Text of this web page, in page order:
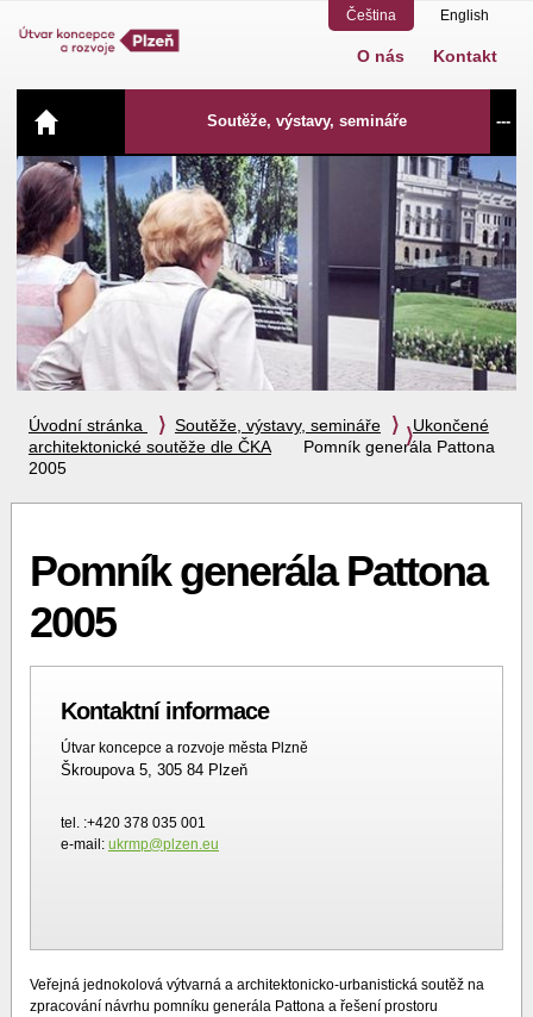
Čeština English
Navigace Soutěže, výstavy, semináře ---
O nás Kontakt
Úvodní stránka Soutěže, výstavy, semináře
Ukončené
architektonické soutěže dle ČKA
Pomník generála Pattona
2005
Pomník generála Pattona
2005
Kontaktní informace
Útvar koncepce a rozvoje města Plzně
Škroupova 5, 305 84 Plzeň
tel. :+420 378 035 001
e-mail: ukrmp@plzen.eu
Veřejná jednokolová výtvarná a architektonicko-urbanistická soutěž na
zpracování návrhu pomníku generála Pattona a řešení prostoru